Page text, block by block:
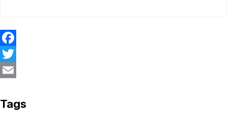
F
a
e
T
im
Tags